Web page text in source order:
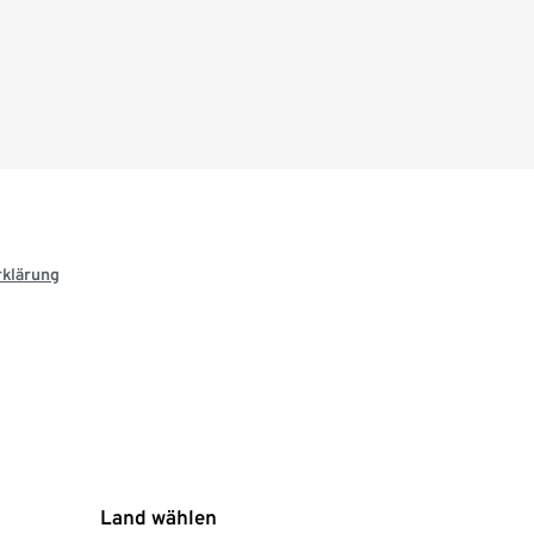
Land wählen